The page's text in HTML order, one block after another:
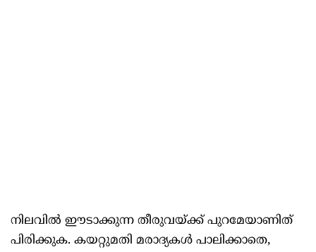
നിലവിൽ ഈടാക്കുന്ന തീരുവയ്ക്ക് പുറമേയാണിത്
പിരിക്കുക. കയറ്റുമതി മരാദ്യകൾ പാലിക്കാതെ,